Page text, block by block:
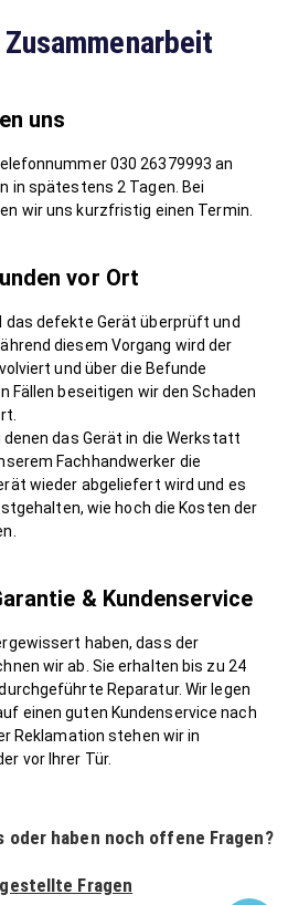
uns
030 26379993 an
in spätestens 2 Tagen. Bei
wir uns kurzfristig einen Termin.
vor Ort
das defekte Gerät überprüft und
diesem Vorgang wird der
und über die Befunde
Fällen beseitigen wir den Schaden
denen das Gerät in die Werkstatt
Fachhandwerker die
wieder abgeliefert wird und es
wie hoch die Kosten der
& Kundenservice
haben, dass der
wir ab. Sie erhalten bis zu 24
Reparatur. Wir legen
einen guten Kundenservice nach
Reklamation stehen wir in
vor Ihrer Tür.
oder haben noch offene Fragen?
Fragen